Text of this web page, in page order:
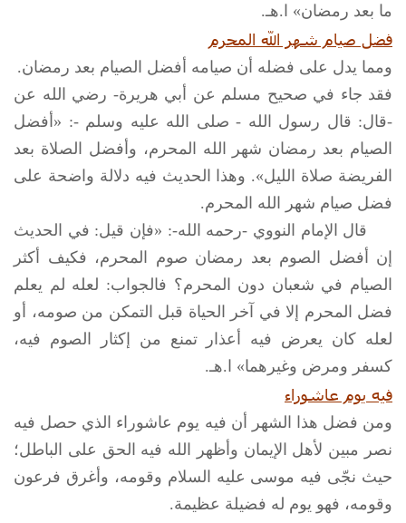
ما بعد رمضان» ا.هـ.
فضل صيام شهر الله المحرم
ومما يدل على فضله أن صيامه أفضل الصيام بعد رمضان.
فقد جاء في صحيح مسلم عن أبي هريرة- رضي الله عن
-قال: قال رسول الله - صلى الله عليه وسلم-: «أفضل
الصيام بعد رمضان شهر الله المحرم، وأفضل الصلاة بعد
الفريضة صلاة الليل». وهذا الحديث فيه دلالة واضحة على
فضل صيام شهر الله المحرم.
قال الإمام النووي -رحمه الله-: «فإن قيل: في الحديث
إن أفضل الصوم بعد رمضان صوم المحرم، فكيف أكثر
الصيام في شعبان دون المحرم؟ فالجواب: لعله لم يعلم
فضل المحرم إلا في آخر الحياة قبل التمكن من صومه، أو
لعله كان يعرض فيه أعذار تمنع من إكثار الصوم فيه،
كسفر ومرض وغيرهما» ا.هـ.
فيه يوم عاشوراء
ومن فضل هذا الشهر أن فيه يوم عاشوراء الذي حصل فيه
نصر مبين لأهل الإيمان وأظهر الله فيه الحق على الباطل؛
حيث نجّى فيه موسى عليه السلام وقومه، وأغرق فرعون
وقومه، فهو يوم له فضيلة عظيمة.